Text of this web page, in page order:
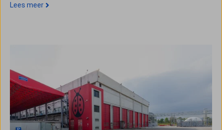
Lees meer